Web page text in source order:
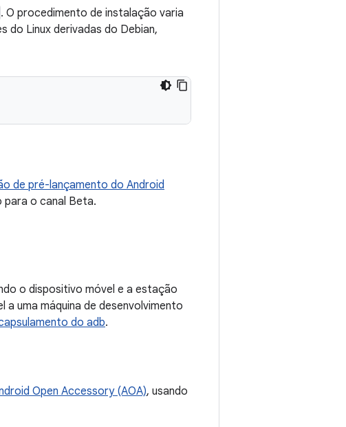
. O procedimento de instalação varia
do Linux derivadas do Debian,
de pré-lançamento do Android
para o canal Beta.
o dispositivo móvel e a estação
uma máquina de desenvolvimento
do adb.
Open Accessory (AOA), usando